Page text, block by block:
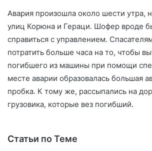
Авария произошла около шести утра,
улиц Корюна и Гераци. Шофер вроде
справиться с управлением.
потратить больше часа на то, чтобы
погибшего из машины при помощи
месте аварии образовалась большая
пробка. К тому же, рассыпались на
грузовика, которые вез погибший.
Статьи по Теме